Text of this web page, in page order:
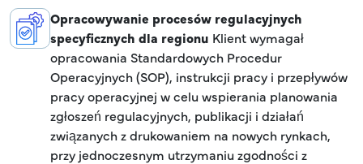
Opracowywanie procesów regulacyjnych
specyficznych dla regionu Klient wymagał
opracowania Standardowych Procedur
Operacyjnych (SOP), instrukcji pracy i przepływów
pracy operacyjnej w celu wspierania planowania
zgłoszeń regulacyjnych, publikacji i działań
związanych z drukowaniem na nowych rynkach,
przy jednoczesnym utrzymaniu zgodności z